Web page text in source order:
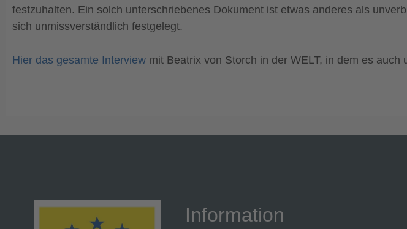
festzuhalten. Ein solch unterschriebenes Dokument ist etwas anderes als
sich unmissverständlich festgelegt.
Hier das gesamte Interview mit Beatrix von Storch in der WELT, in dem es
Information